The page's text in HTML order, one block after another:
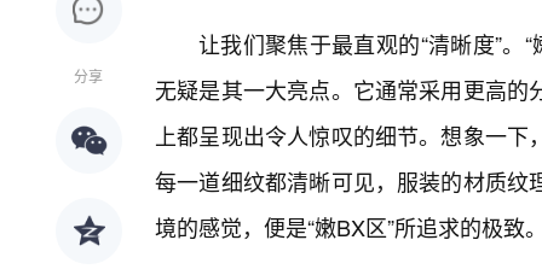
分享
让我们聚焦于最直观的“清晰度”。
无疑是其一大亮点。它通常采用更高
上都呈现出令人惊叹的细节。想象一
每一道细纹都清晰可见，服装的材质
境的感觉，便是“嫩BX区”所追求的极致